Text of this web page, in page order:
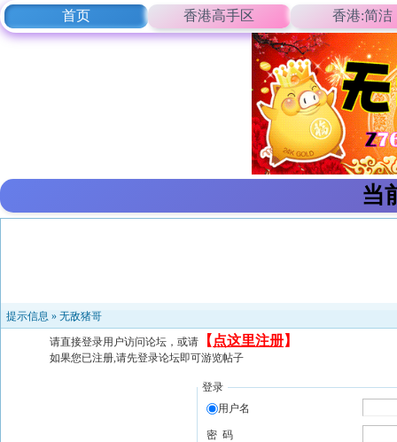
首页 香港高手区 香港:简洁
当
提示信息 » 无敌猪哥
请直接登录用户访问论坛，或请 【 点这里注册】
如果您已注册,请先登录论坛即可游览帖子
登录
用户名
密 码